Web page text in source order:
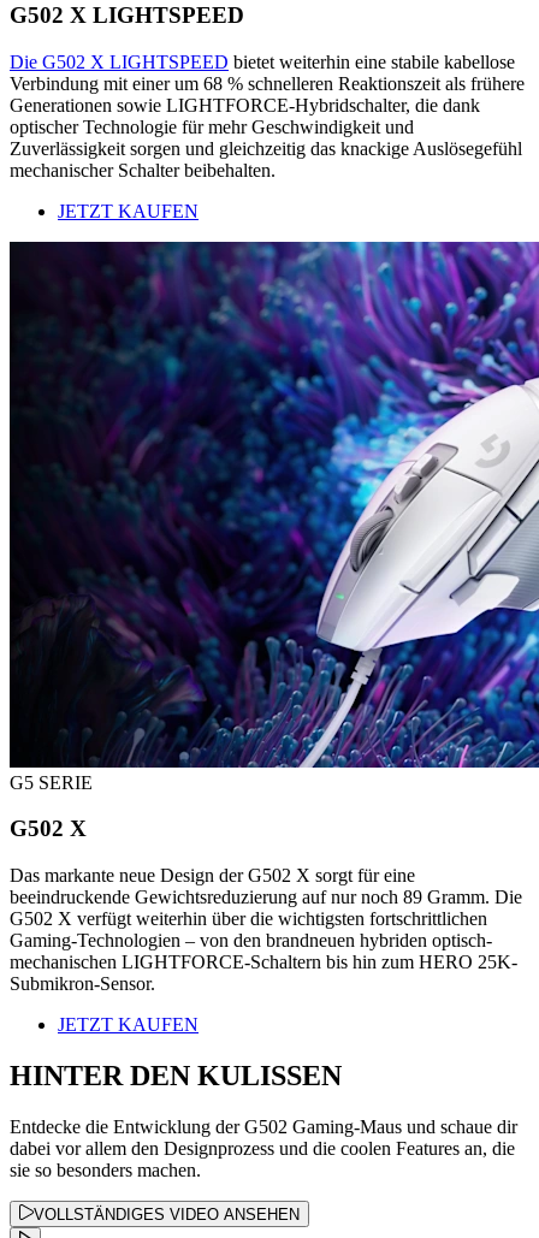
G502 X LIGHTSPEED
Die G502 X LIGHTSPEED bietet weiterhin eine stabile kabellose
Verbindung mit einer um 68 % schnelleren Reaktionszeit als frühere
Generationen sowie LIGHTFORCE-Hybridschalter, die dank
optischer Technologie für mehr Geschwindigkeit und
Zuverlässigkeit sorgen und gleichzeitig das knackige Auslösegefühl
mechanischer Schalter beibehalten.
JETZT KAUFEN
G5 SERIE
G502 X
Das markante neue Design der G502 X sorgt für eine
beeindruckende Gewichtsreduzierung auf nur noch 89 Gramm. Die
G502 X verfügt weiterhin über die wichtigsten fortschrittlichen
Gaming-Technologien – von den brandneuen hybriden optisch-
mechanischen LIGHTFORCE-Schaltern bis hin zum HERO 25K-
Submikron-Sensor.
JETZT KAUFEN
HINTER DEN KULISSEN
Entdecke die Entwicklung der G502 Gaming-Maus und schaue dir
dabei vor allem den Designprozess und die coolen Features an, die
sie so besonders machen.
VOLLSTÄNDIGES VIDEO ANSEHEN